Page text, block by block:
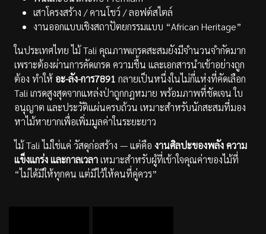
เสาโครงสร้าง / คานโชว์ / ลอฟต์สไตล์
งานออกแบบเชิงสถาปัตยกรรมแบบ “African Heritage”
ในประเทศไทย ไม้ Tali คุณภาพเกรดสะสมยังมีจำนวนจำกัดมาก
เพราะต้องผ่านการคัดเกรด ความชื้น และเอกสารนำเข้าอย่างถูก
ต้อง ทำให้ อะ-ลัง-การ7891 กลายเป็นหนึ่งในไม่กี่แห่งที่คัดเลือก
Tali เกรดสูงสุดจากแหล่งป่าถูกกฎหมาย พร้อมภาพที่ชัดเจน ใบ
อนุญาต และประวัติแผ่นครบถ้วน เหมาะสำหรับนักสะสมที่มอง
หาไม้หายากเพื่อเพิ่มมูลค่าในระยะยาว
ไม้ Tali ไม่ใช่แค่ วัสดุก่อสร้าง — แต่คือ งานศิลปะของพลัง ความ
แข็งแกร่ง และกาลเวลาเหมาะสำหรับผู้ที่เข้าใจคุณค่าของไม้ที่
“ไม่ได้มีให้ทุกคน แต่มีไว้ให้คนที่คู่ควร”